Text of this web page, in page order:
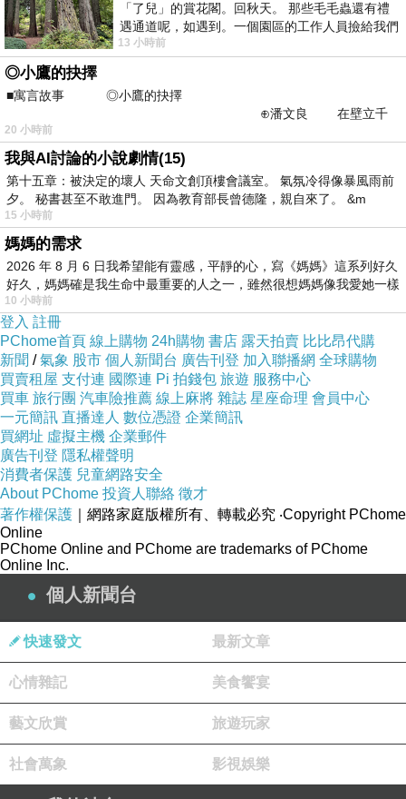
感，承襲一
貫的休閒格
調，男性粗
獷女性飄
呈現男剛女
柔的個性優
雅兼備風
味。
「了兒」的賞花閣。回秋天。 那些毛毛蟲還有禮
遇通道呢，如遇到。一個園區的工作人員撿給我們
細賞。
13 小時前
◎小鷹的抉擇
■寓言故事 ◎小鷹的抉擇
⊕潘文良 在壁立千
仞的懸崖上，有一座遮天蔽
20 小時前
我與AI討論的小說劇情(15)
第十五章：被決定的壞人 天命文創頂樓會議室。 氣氛冷得像暴風雨前
夕。 秘書甚至不敢進門。 因為教育部長曾德隆，親自來了。 &m
15 小時前
媽媽的需求
2026 年 8 月 6 日我希望能有靈感，平靜的心，寫《媽媽》這系列好久
好久，媽媽確是我生命中最重要的人之一，雖然很想媽媽像我愛她一樣
10 小時前
登入 註冊
PChome首頁 線上購物 24h購物 書店 露天拍賣 比比昂代購
新聞 /氣象 股市 個人新聞台 廣告刊登 加入聯播網 全球購物
買賣租屋 支付連 國際連 Pi 拍錢包 旅遊 服務中心
買車 旅行團 汽車險推薦 線上麻將 雜誌 星座命理 會員中心
一元簡訊 直播達人 數位憑證 企業簡訊
買網址 虛擬主機 企業郵件
廣告刊登 隱私權聲明
消費者保護 兒童網路安全
About PChome 投資人聯絡 徵才
著作權保護 ｜網路家庭版權所有、轉載必究 ‧Copyright PChome
Online
PChome Online and PChome are trademarks of PChome
Online Inc.
個人新聞台
快速發文 最新文章
心情雜記 美食饗宴
藝文欣賞 旅遊玩家
社會萬象 影視娛樂